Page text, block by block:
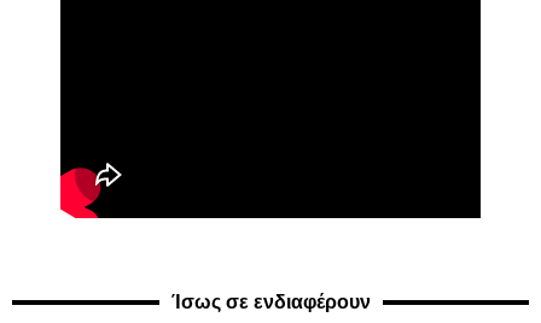
Ίσως σε ενδιαφέρουν